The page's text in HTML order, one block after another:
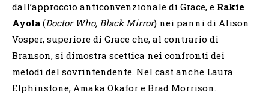
dall’approccio anticonvenzionale di Grace, e Rakie
Ayola (Doctor Who, Black Mirror) nei panni di Alison
Vosper, superiore di Grace che, al contrario di
Branson, si dimostra scettica nei confronti dei
metodi del sovrintendente. Nel cast anche Laura
Elphinstone, Amaka Okafor e Brad Morrison.